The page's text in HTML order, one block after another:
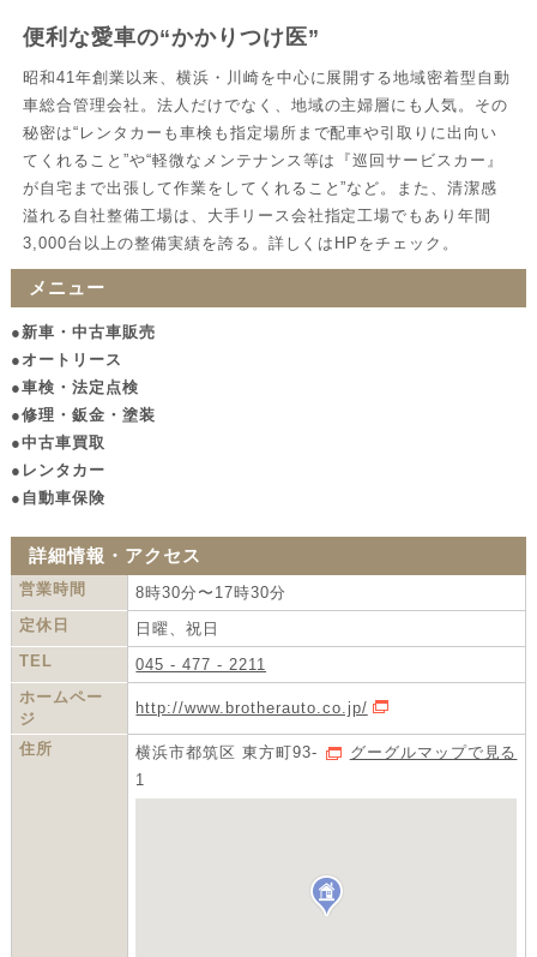
便利な愛車の“かかりつけ医”
昭和41年創業以来、横浜・川崎を中心に展開する地域密着型自動
車総合管理会社。法人だけでなく、地域の主婦層にも人気。その
秘密は“レンタカーも車検も指定場所まで配車や引取りに出向い
てくれること”や“軽微なメンテナンス等は『巡回サービスカー』
が自宅まで出張して作業をしてくれること”など。また、清潔感
溢れる自社整備工場は、大手リース会社指定工場でもあり年間
3,000台以上の整備実績を誇る。詳しくはHPをチェック。
メニュー
●新車・中古車販売
●オートリース
●車検・法定点検
●修理・鈑金・塗装
●中古車買取
●レンタカー
●自動車保険
詳細情報・アクセス
営業時間
8時30分〜17時30分
定休日
日曜、祝日
TEL
045 - 477 - 2211
ホームペー
ジ
http://www.brotherauto.co.jp/
HPを開く
住所
グーグルマップで見る
横浜市都筑区 東方町93-
1